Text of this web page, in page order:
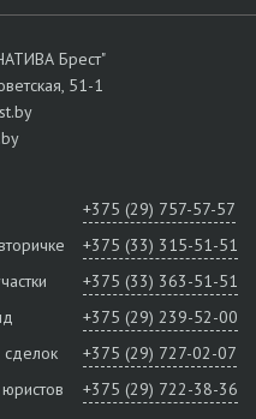
Брест"
51-1
+375 (29) 757-57-57
+375 (33) 315-51-51
+375 (33) 363-51-51
+375 (29) 239-52-00
+375 (29) 727-02-07
+375 (29) 722-38-36